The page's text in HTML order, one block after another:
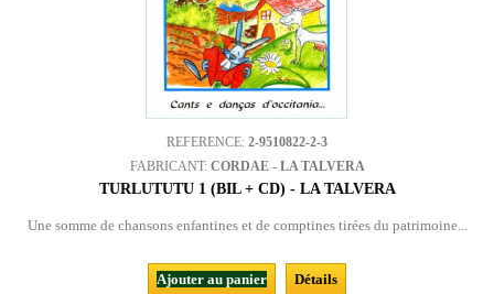
REFERENCE: 2-9510822-2-3
FABRICANT: CORDAE - LA TALVERA
TURLUTUTU 1 (BIL + CD) - LA TALVERA
Une somme de chansons enfantines et de comptines tirées du patrimoine...
Ajouter au panier
Détails